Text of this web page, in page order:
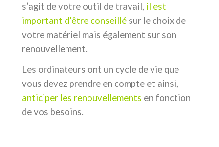
s’agit de votre outil de travail, il est
important d’être conseillé sur le choix de
votre matériel mais également sur son
renouvellement.
Les ordinateurs ont un cycle de vie que
vous devez prendre en compte et ainsi,
anticiper les renouvellements en fonction
de vos besoins.